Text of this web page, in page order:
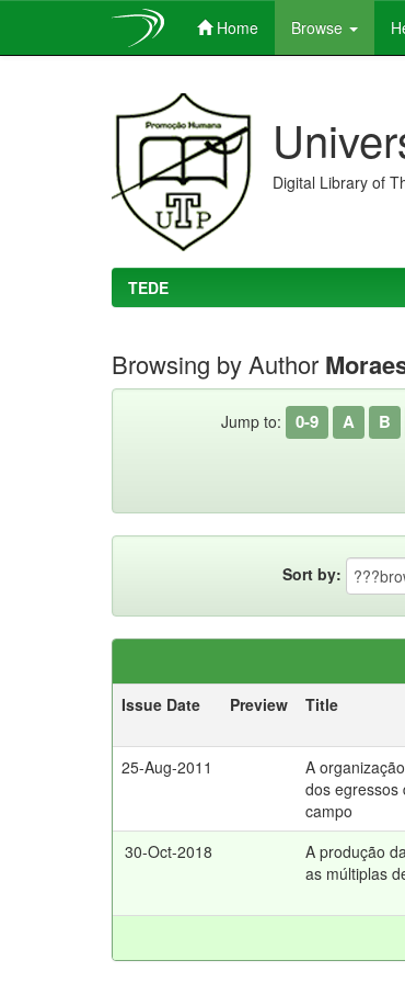
Home Browse
Digital Library of
TEDE
Browsing by Author
Jump to: 0-9 A B
Sort by:
Issue Date
Preview Title
25-Aug-2011
A
dos egressos
campo
30-Oct-2018
A produção
as múltiplas